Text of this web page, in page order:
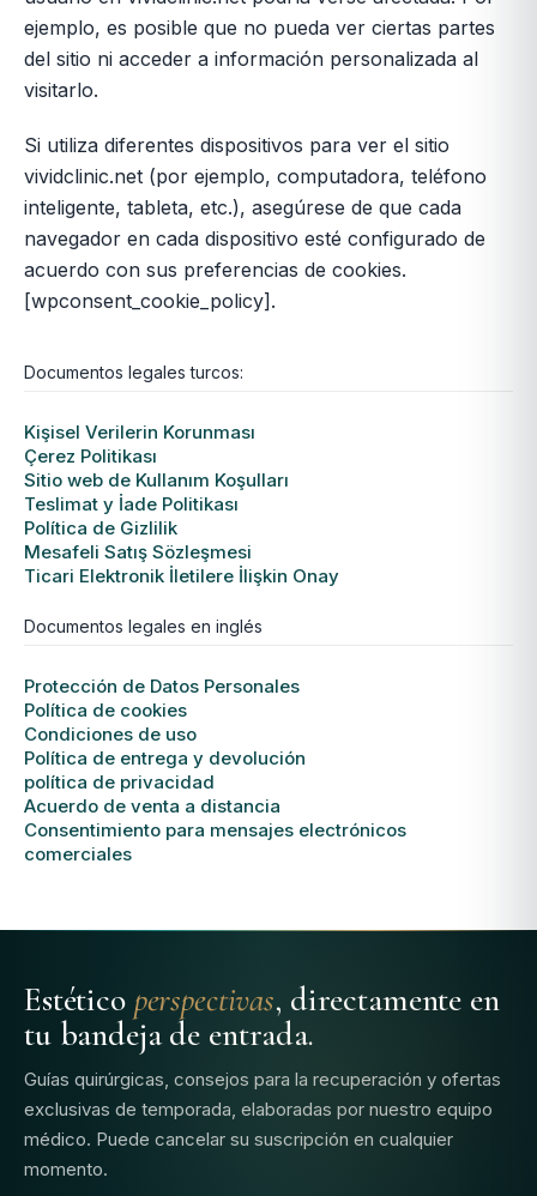
ejemplo, es posible que no pueda ver ciertas partes
del sitio ni acceder a información personalizada al
visitarlo.
Si utiliza diferentes dispositivos para ver el sitio
vividclinic.net (por ejemplo, computadora, teléfono
inteligente, tableta, etc.), asegúrese de que cada
navegador en cada dispositivo esté configurado de
acuerdo con sus preferencias de cookies.
[wpconsent_cookie_policy].
Documentos legales turcos:
Kişisel Verilerin Korunması
Çerez Politikası
Sitio web de Kullanım Koşulları
Teslimat y İade Politikası
Política de Gizlilik
Mesafeli Satış Sözleşmesi
Ticari Elektronik İletilere İlişkin Onay
Documentos legales en inglés
Protección de Datos Personales
Política de cookies
Condiciones de uso
Política de entrega y devolución
política de privacidad
Acuerdo de venta a distancia
Consentimiento para mensajes electrónicos
comerciales
Estético perspectivas, directamente en
tu bandeja de entrada.
Guías quirúrgicas, consejos para la recuperación y ofertas
exclusivas de temporada, elaboradas por nuestro equipo
médico. Puede cancelar su suscripción en cualquier
momento.